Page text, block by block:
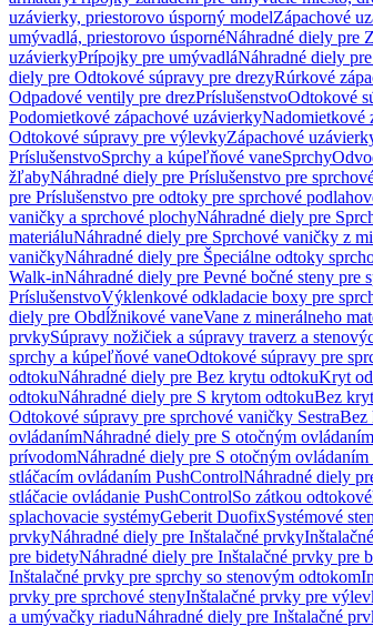
uzávierky, priestorovo úsporný modelZápachové
umývadlá, priestorovo úspornéNáhradné diely pre
uzávierkyPrípojky pre umývadláNáhradné diely
diely pre Odtokové súpravy pre drezyRúrkové
Odpadové ventily pre drezPríslušenstvoOdtokové
Podomietkové zápachové uzávierkyNadomietkové
Odtokové súpravy pre výlevkyZápachové
PríslušenstvoSprchy a kúpeľňové vaneSprchy
žľabyNáhradné diely pre Príslušenstvo pre
pre Príslušenstvo pre odtoky pre sprchové
vaničky a sprchové plochyNáhradné diely pre
materiáluNáhradné diely pre Sprchové vaničky z
vaničkyNáhradné diely pre Špeciálne odtoky
Walk-inNáhradné diely pre Pevné bočné steny pre
PríslušenstvoVýklenkové odkladacie boxy pre
diely pre Obdĺžnikové vaneVane z minerálneho
prvkySúpravy nožičiek a súpravy traverz a
sprchy a kúpeľňové vaneOdtokové súpravy pre
odtokuNáhradné diely pre Bez krytu odtokuKryt
odtokuNáhradné diely pre S krytom odtokuBez
Odtokové súpravy pre sprchové vaničky SestraBez
ovládanímNáhradné diely pre S otočným ovládaním
prívodomNáhradné diely pre S otočným
stláčacím ovládaním PushControlNáhradné diely
stláčacie ovládanie PushControlSo zátkou
splachovacie systémyGeberit DuofixSystémové
prvkyNáhradné diely pre Inštalačné prvky
pre bidetyNáhradné diely pre Inštalačné prvky pre
Inštalačné prvky pre sprchy so stenovým odtokom
prvky pre sprchové stenyInštalačné prvky pre
a umývačky riaduNáhradné diely pre Inštalačné